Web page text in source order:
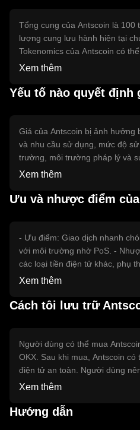
Tổng cung của Antscoin là 100
lượng cung lưu hành hiện tại
Tokenomics của Antscoin có
đốt token để giảm cung hoặc
lược phát triển.
Xem thêm
Yếu tố nào quyết định
Giá của Antscoin bị ảnh hưởng
và nhu cầu sử dụng, mức độ
trường, môi trường pháp lý và
điện tử khác. Những yếu tố này
Xem thêm
Ưu và nhược điểm
- Ưu điểm: Giao dịch nhanh
với môi trường nhờ PoS. -
các loại tiền điện tử khác, phụ
thị trường.
Xem thêm
Cách tôi lưu trữ
Người dùng có thể mua
OKX. Sau khi mua, Antscoin
điện tử an toàn. Người dùng
cảnh giác với các cuộc tấn
dụng phi tập trung. Lưu ý rằng
Xem thêm
Hướng dẫn